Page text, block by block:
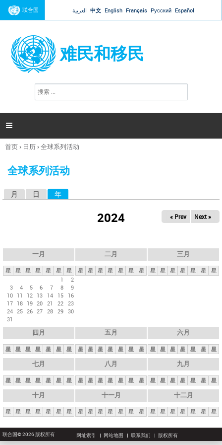
Jump to navigation
联合国 العربية 中文 English Français Русский Español
难民和移民
搜
索

你
这
首页› 日历›全球系列活动
全球系列活动
月 日 年
2024 « Prev Next »
一月
星 星 星 星 星 星
星
1
2
3
4 5 6 7 8
9
10 11 12 13 14 15
16
17 18 19 20 21 22 23
24 25 26 27 28 29 30
31
二月
星 星 星 星 星 星 星
三月
星 星 星 星 星 星 星
四月
星 星 星 星 星 星 星
五月
星 星 星 星 星 星 星
六月
星 星 星 星 星 星 星
七月
星 星 星 星 星 星 星
八月
星 星 星 星 星 星 星
九月
星 星 星 星 星 星 星
十月
星 星 星 星 星 星 星
十一月
星 星 星 星 星 星 星
十二月
星 星 星 星 星 星 星
联合国© 2026 版权所有 网址索引 网站地图 联系我们 版权所有